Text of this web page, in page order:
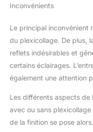
Inconvénients
Le principal inconvénient
du plexicollage. De plus,
reflets indésirables et
certains éclairages.
également une attention
Les différents aspects de
avec ou sans
de la finition se pose alors.